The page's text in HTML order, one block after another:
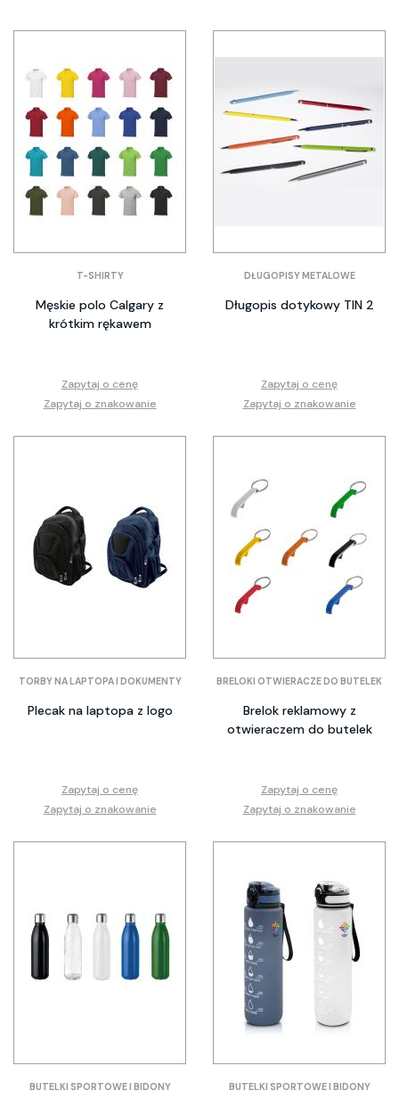
T-SHIRTY
Męskie polo Calgary z
krótkim rękawem
Zapytaj o cenę
Zapytaj o znakowanie
DŁUGOPISY METALOWE
Długopis dotykowy TIN 2
Zapytaj o cenę
Zapytaj o znakowanie
TORBY NA LAPTOPA I DOKUMENTY
Plecak na laptopa z logo
Zapytaj o cenę
Zapytaj o znakowanie
BRELOKI OTWIERACZE DO BUTELEK
Brelok reklamowy z
otwieraczem do butelek
Zapytaj o cenę
Zapytaj o znakowanie
BUTELKI SPORTOWE I BIDONY BUTELKI SPORTOWE I BIDONY